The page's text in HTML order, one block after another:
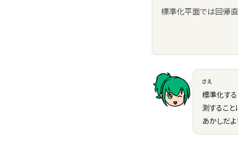
標準化平面では回帰
さえ
標準化す
測するこ
あかしだよ